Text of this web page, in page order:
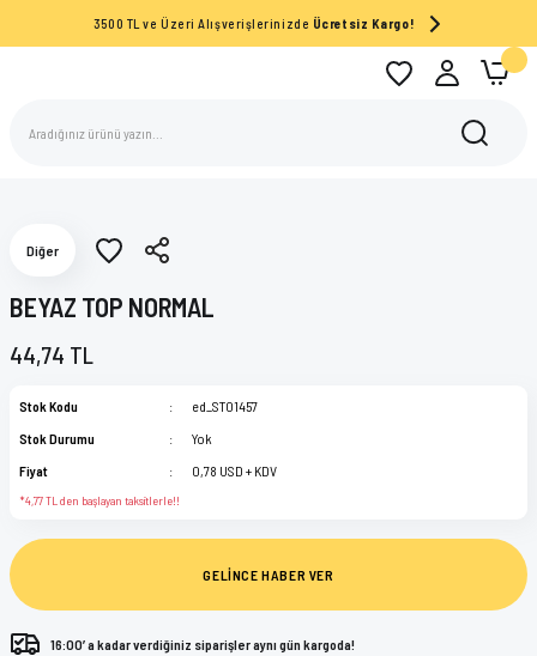
3500 TL ve Üzeri Alışverişlerinizde Ücretsiz Kargo!
Diğer
BEYAZ TOP NORMAL
44,74 TL
Stok Kodu
ed_ST01457
Stok Durumu
Yok
Fiyat
0,78 USD + KDV
*4,77 TL den başlayan taksitlerle!!
GELİNCE HABER VER
16:00’ a kadar verdiğiniz siparişler aynı gün kargoda!